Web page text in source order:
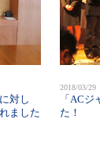
対し
ました
2018/03/
「AC
た！